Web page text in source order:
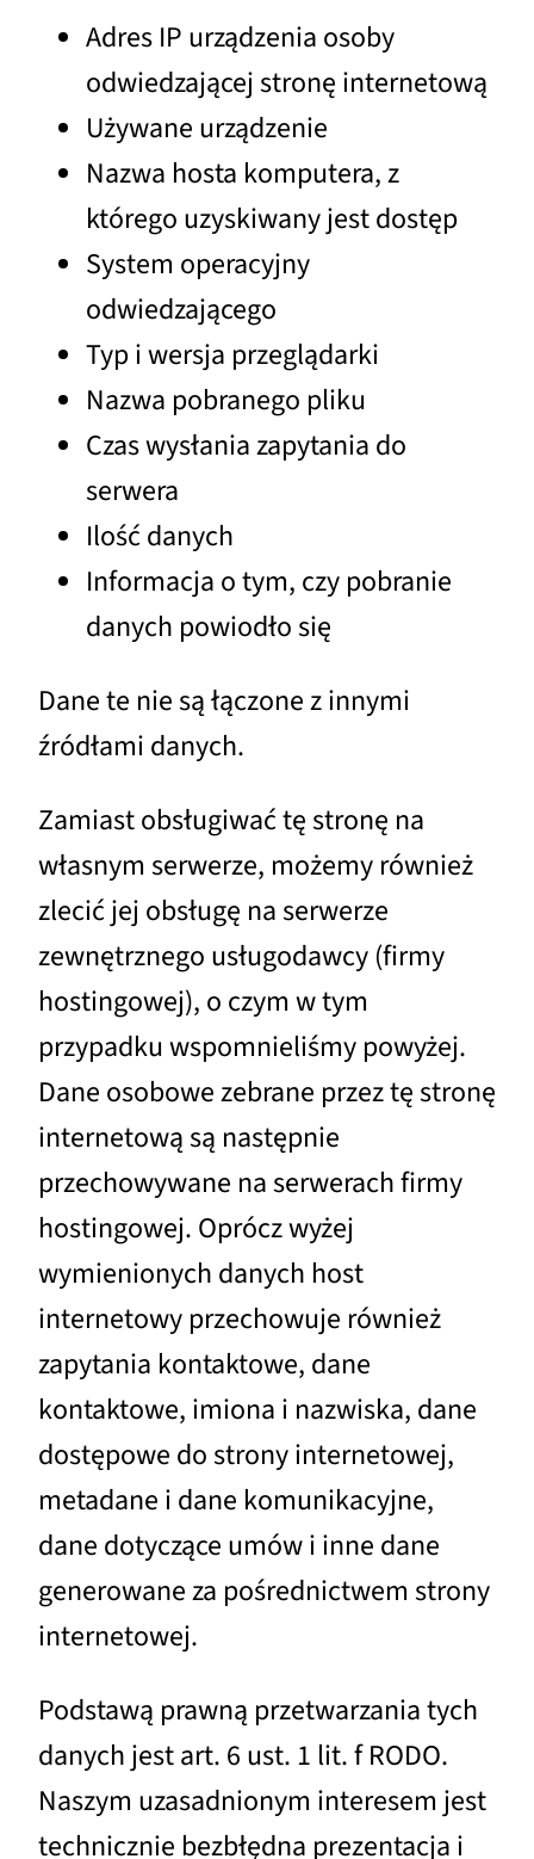
Adres IP urządzenia osoby
odwiedzającej stronę internetową
Używane urządzenie
Nazwa hosta komputera, z
którego uzyskiwany jest dostęp
System operacyjny
odwiedzającego
Typ i wersja przeglądarki
Nazwa pobranego pliku
Czas wysłania zapytania do
serwera
Ilość danych
Informacja o tym, czy pobranie
danych powiodło się
Dane te nie są łączone z innymi
źródłami danych.
Zamiast obsługiwać tę stronę na
własnym serwerze, możemy również
zlecić jej obsługę na serwerze
zewnętrznego usługodawcy (firmy
hostingowej), o czym w tym
przypadku wspomnieliśmy powyżej.
Dane osobowe zebrane przez tę stronę
internetową są następnie
przechowywane na serwerach firmy
hostingowej. Oprócz wyżej
wymienionych danych host
internetowy przechowuje również
zapytania kontaktowe, dane
kontaktowe, imiona i nazwiska, dane
dostępowe do strony internetowej,
metadane i dane komunikacyjne,
dane dotyczące umów i inne dane
generowane za pośrednictwem strony
internetowej.
Podstawą prawną przetwarzania tych
danych jest art. 6 ust. 1 lit. f RODO.
Naszym uzasadnionym interesem jest
technicznie bezbłędna prezentacja i